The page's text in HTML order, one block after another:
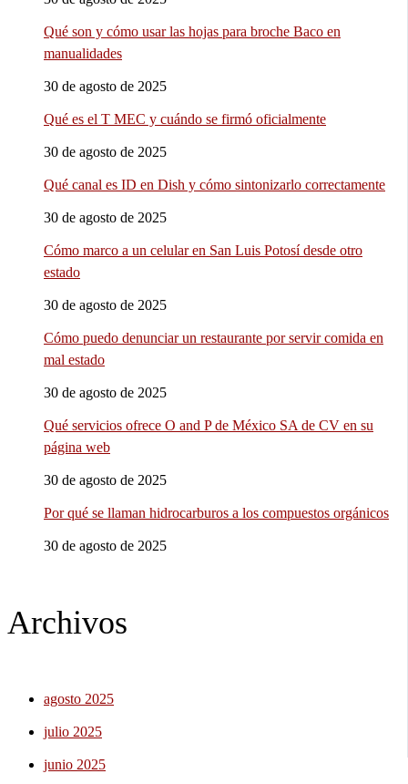
Qué son y cómo usar las hojas para broche Baco en
manualidades
30 de agosto de 2025
Qué es el T MEC y cuándo se firmó oficialmente
30 de agosto de 2025
Qué canal es ID en Dish y cómo sintonizarlo correctamente
30 de agosto de 2025
Cómo marco a un celular en San Luis Potosí desde otro
estado
30 de agosto de 2025
Cómo puedo denunciar un restaurante por servir comida en
mal estado
30 de agosto de 2025
Qué servicios ofrece O and P de México SA de CV en su
página web
30 de agosto de 2025
Por qué se llaman hidrocarburos a los compuestos orgánicos
30 de agosto de 2025
Archivos
agosto 2025
julio 2025
junio 2025